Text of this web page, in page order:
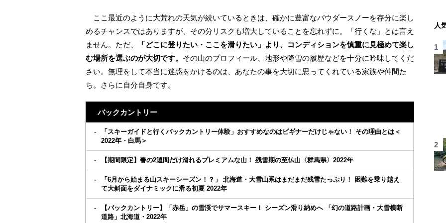
ここ最近のように大荒れの天気が続いているときは、確かに豊富なパウダースノーを存分に楽し
めるチャンスではありますが、その分リスクも増大していることを忘れずに。「行くな」とは言え
ません。ただ、
「どこに登りたい・ここを滑りたい」より、コンディションを慎重に見極めて楽し
む場所を選ぶのが大切です。 その山のプロフィール、地形や降雪の履歴などを十分に吟味してくだ
さい。無理をして本当に迷惑をかけるのは、あなたの事を大切に思ってくれている家族や仲間た
ち。さらに自分自身です。
バックカントリー
「スキーガイドと行くバックカントリー体験」おすすめなのはビギナーだけじゃない！ その理由とは＜
2022年・白馬＞
【期間限定】春の2週間だけ滑れるプレミアムな山！ 残雪期の至仏山〈群馬県〉2022年
「6月から始まる山スキーシーズン！？」 北海道・大雪山系はまだまだ残雪たっぷり！ 困難を乗り越え
て大斜面をダイナミックに滑る初夏 2022年
【バックカントリー】「赤岳」の雪渓でサマースキー！ シーズン滑り納めへ 「幻の道路計画・大雪横断
道路」北海道・2022年
人